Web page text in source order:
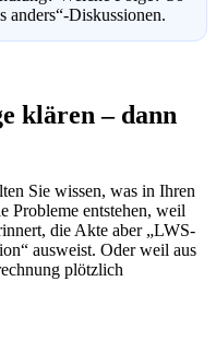
anders“-Diskussionen.
klären – dann
Sie wissen, was in Ihren
Probleme entstehen, weil
die Akte aber „LWS-
ausweist. Oder weil aus
plötzlich